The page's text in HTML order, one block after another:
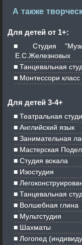
А также
Для детей от 1+:
Студия
Е.С.Железновых
Танцевальная
Монтессори класс
Для детей 3-4+
Театральная
Английский язык
Занимательная
Мастерская
Студия вокала
Изостудия
Танцевальная
Волшебная глина
Мультстудия
Шахматы
Логопед